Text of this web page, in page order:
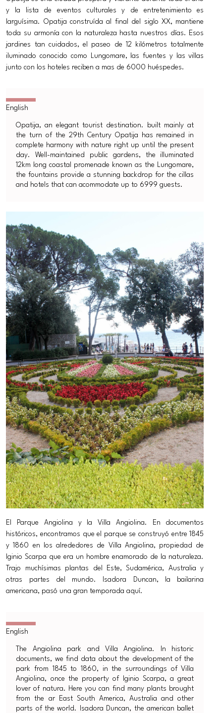
y la lista de eventos culturales y de entretenimiento es
larguísima. Opatija construída al final del siglo XX, mantiene
toda su armonía con la naturaleza hasta nuestros días. Esos
jardines tan cuidados, el paseo de 12 kilómetros totalmente
iluminado conocido como Lungomare, las fuentes y las villas
junto con los hoteles reciben a mas de 6000 huéspedes.
Opatija, an elegant tourist destination. built mainly at
the turn of the 29th Century Opatija has remained in
complete harmony with nature right up until the present
day. Well-maintained public gardens, the illuminated
12km long coastal promenade known as the Lungomare,
the fountains provide a stunning backdrop for the cillas
and hotels that can acommodate up to 6999 guests.
El Parque Angiolina y la Villa Angiolina. En documentos
históricos, encontramos que el parque se construyó entre 1845
y 1860 en los alrededores de Villa Angiolina, propiedad de
Iginio Scarpa que era un hombre enamorado de la naturaleza.
Trajo muchísimas plantas del Este, Sudamérica, Australia y
otras partes del mundo. Isadora Duncan, la bailarina
americana, pasó una gran temporada aquí.
The Angiolina park and Villa Angiolina. In historic
documents, we find data about the development of the
park from 1845 to 1860, in the surroundings of Villa
Angiolina, once the property of Iginio Scarpa, a great
lover of natura. Here you can find many plants brought
from the ar East South America, Australia and other
parts of the world. Isadora Duncan, the american ballet